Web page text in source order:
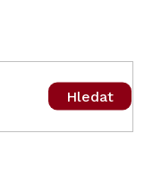
Hledat